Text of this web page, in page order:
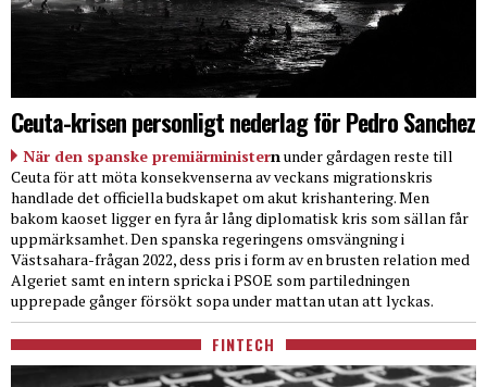
Ceuta-krisen personligt nederlag för Pedro Sanchez
När den spanske premiärministernunder gårdagen reste till
Ceuta för att möta konsekvenserna av veckans migrationskris
handlade det officiella budskapet om akut krishantering. Men
bakom kaoset ligger en fyra år lång diplomatisk kris som sällan får
uppmärksamhet. Den spanska regeringens omsvängning i
Västsahara-frågan 2022, dess pris i form av en brusten relation med
Algeriet samt en intern spricka i PSOE som partiledningen
upprepade gånger försökt sopa under mattan utan att lyckas.
FINTECH